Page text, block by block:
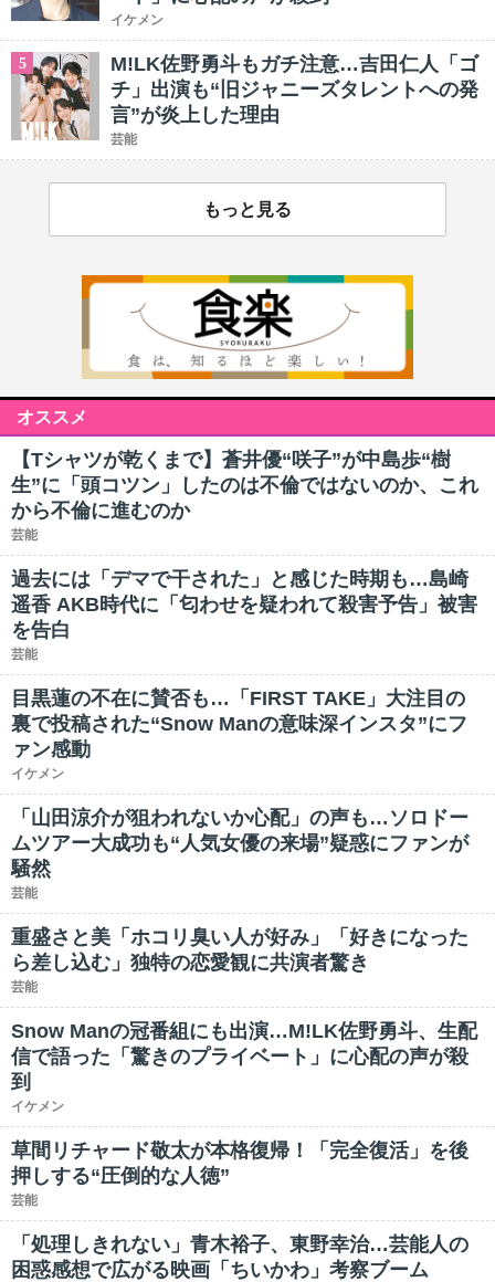
イケメン
5
M!LK佐野勇斗もガチ注意…吉田仁人「ゴ
チ」出演も“旧ジャニーズタレントへの発
言”が炎上した理由
芸能
もっと見る
オススメ
【Tシャツが乾くまで】蒼井優“咲子”が中島歩“樹
生”に「頭コツン」したのは不倫ではないのか、これ
から不倫に進むのか
芸能
過去には「デマで干された」と感じた時期も…島崎
遥香 AKB時代に「匂わせを疑われて殺害予告」被害
を告白
芸能
目黒蓮の不在に賛否も…「FIRST TAKE」大注目の
裏で投稿された“Snow Manの意味深インスタ”にフ
ァン感動
イケメン
「山田涼介が狙われないか心配」の声も…ソロドー
ムツアー大成功も“人気女優の来場”疑惑にファンが
騒然
芸能
重盛さと美「ホコリ臭い人が好み」「好きになった
ら差し込む」独特の恋愛観に共演者驚き
芸能
Snow Manの冠番組にも出演…M!LK佐野勇斗、生配
信で語った「驚きのプライベート」に心配の声が殺
到
イケメン
草間リチャード敬太が本格復帰！「完全復活」を後
押しする“圧倒的な人徳”
芸能
「処理しきれない」青木裕子、東野幸治…芸能人の
困惑感想で広がる映画「ちいかわ」考察ブーム